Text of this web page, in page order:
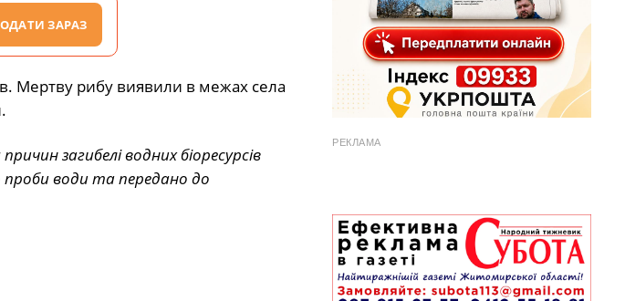
ЗАРАЗ
Мертву рибу виявили в межах села
загибелі водних біоресурсів
проби води та передано до
РЕКЛАМА